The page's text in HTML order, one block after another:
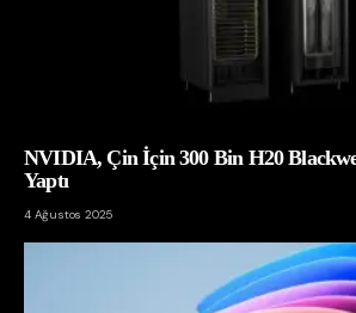
NVIDIA, Çin İçin 300 Bin H20
Yaptı
4 Ağustos 2025